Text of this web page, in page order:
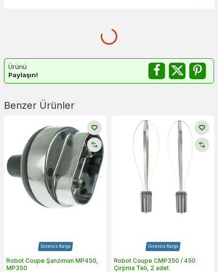
Ürünü
Paylaşın!
Benzer Ürünler
Ücretsiz Kargo
Robot Coupe Şanzıman MP450,
MP350
Ücretsiz Kargo
Robot Coupe CMP350 / 450
Çırpma Teli, 2 adet